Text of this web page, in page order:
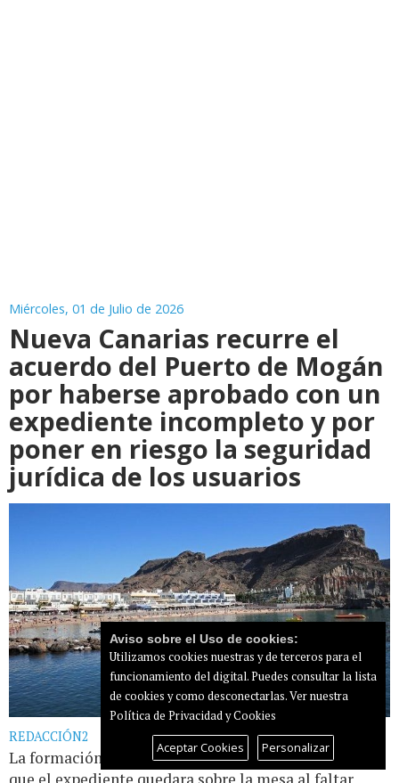
Miércoles, 01 de Julio de 2026
Nueva Canarias recurre el
acuerdo del Puerto de Mogán
por haberse aprobado con un
expediente incompleto y por
poner en riesgo la seguridad
jurídica de los usuarios
REDACCIÓN2
La formación nacionalista solicitó durante el Pleno
Aviso sobre el Uso de cookies:
Utilizamos cookies nuestras y de terceros para el
funcionamiento del digital. Puedes consultar la lista
de cookies y como desconectarlas.Ver nuestra
Política de Privacidad y Cookies
Aceptar Cookies Personalizar